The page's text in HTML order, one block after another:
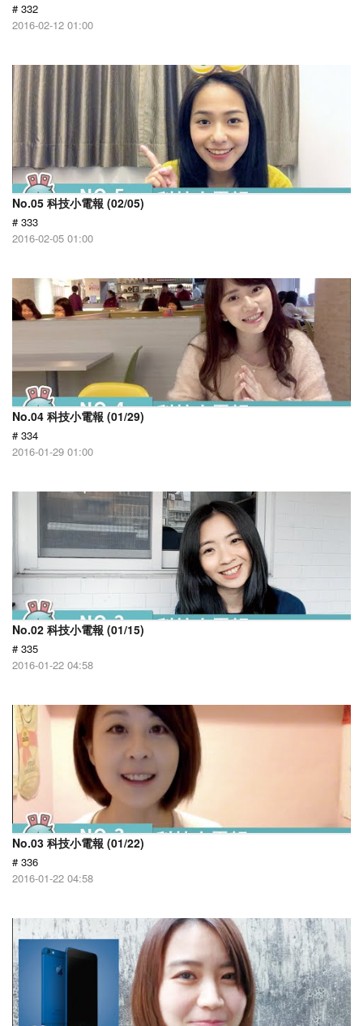
# 332
2016-02-12 01:00
No.05 科技小電報 (02/05)
# 333
2016-02-05 01:00
No.04 科技小電報 (01/29)
# 334
2016-01-29 01:00
No.02 科技小電報 (01/15)
# 335
2016-01-22 04:58
No.03 科技小電報 (01/22)
# 336
2016-01-22 04:58